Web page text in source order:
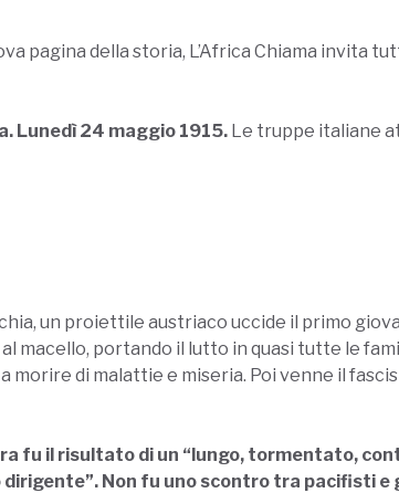
pagina della storia, L’Africa Chiama invita
Lunedì 24 maggio 1915. Le truppe italiane
un proiettile austriaco uccide il primo
macello, portando il lutto in quasi tutte le
di malattie e miseria. Poi venne il
fu il risultato di un “lungo, tormentato,
Non fu uno scontro tra pacifisti e